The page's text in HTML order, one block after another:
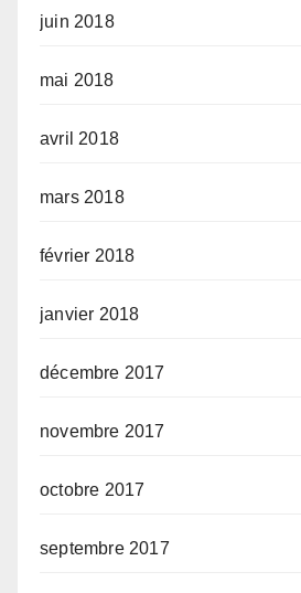
juin 2018
mai 2018
avril 2018
mars 2018
février 2018
janvier 2018
décembre 2017
novembre 2017
octobre 2017
septembre 2017